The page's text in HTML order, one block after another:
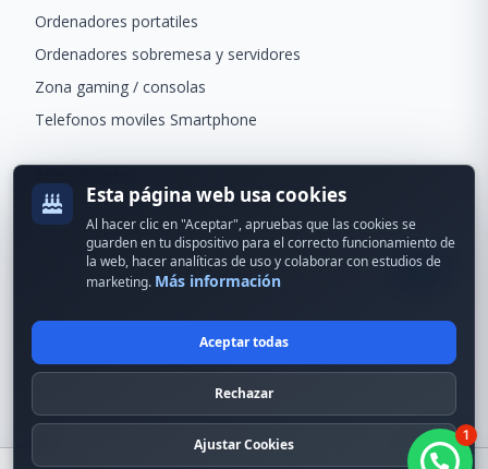
Ordenadores portatiles
Ordenadores sobremesa y servidores
Zona gaming / consolas
Telefonos moviles Smartphone
Recibe ofertas exclusivas y novedades.
© 2024 Erson Tecnología. Todos los derechos reservados.
Política de privacidad
Condiciones Generales 1
Esta página web usa cookies
Al hacer clic en "Aceptar", apruebas que las cookies se
guarden en tu dispositivo para el correcto funcionamiento de
la web, hacer analíticas de uso y colaborar con estudios de
marketing. Más información
Aceptar todas
Rechazar
Ajustar Cookies